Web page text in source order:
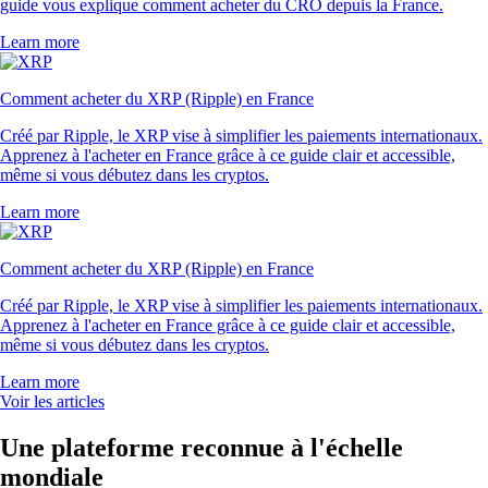
guide vous explique comment acheter du CRO depuis la France.
Learn more
Comment acheter du XRP (Ripple) en France
Créé par Ripple, le XRP vise à simplifier les paiements internationaux.
Apprenez à l'acheter en France grâce à ce guide clair et accessible,
même si vous débutez dans les cryptos.
Learn more
Comment acheter du XRP (Ripple) en France
Créé par Ripple, le XRP vise à simplifier les paiements internationaux.
Apprenez à l'acheter en France grâce à ce guide clair et accessible,
même si vous débutez dans les cryptos.
Learn more
Voir les articles
Une plateforme reconnue à l'échelle
mondiale